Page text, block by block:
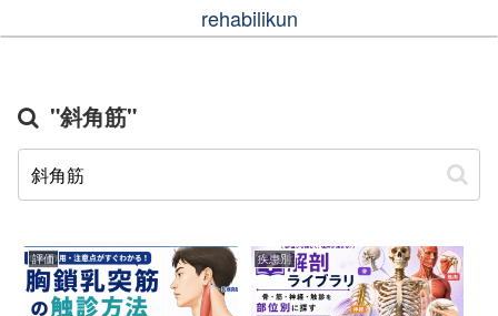
rehabilikun
"斜角筋"
評価 疾患別